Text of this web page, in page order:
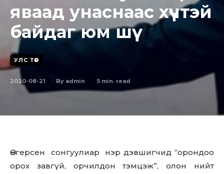
яваад унаснаас хүчтэй
байдаг юм шүү
УЛС ТӨР
2020-08-21 By admin 5 min. read
Өнгeрсeн сонгуулиар нэр дэвшигчид “орондоо
орох завгүй, орчилдон тэмцэж”, олон нийт